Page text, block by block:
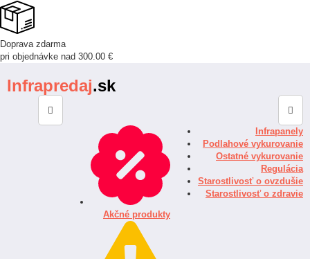
Doprava zdarma
pri objednávke nad 300.00 €
Infrapredaj.sk
Infrapanely
Podlahové vykurovanie
Ostatné vykurovanie
Regulácia
Starostlivosť o ovzdušie
Starostlivosť o zdravie
Akčné produkty